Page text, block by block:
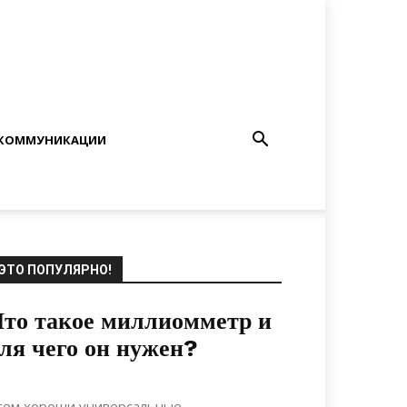
ПОПУЛЯРНО!
такое миллиомметр и
чего он нужен?
10.06.2021